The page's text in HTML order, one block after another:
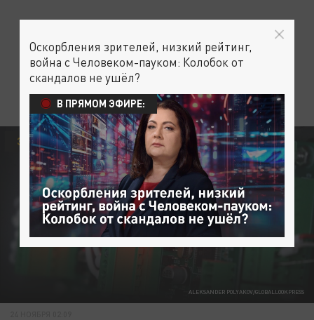
ALEKSANDER POLYAKOV/GLOBALLOOKPRESS
ЭКОНОМИКА САНКЦИИ
Оскорбления зрителей, низкий рейтинг,
война с Человеком-пауком: Колобок от
скандалов не ушёл?
В ПРЯМОМ ЭФИРЕ: